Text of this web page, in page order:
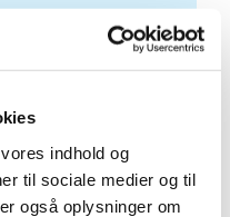
indhold og
til sociale medier og til
også oplysninger om